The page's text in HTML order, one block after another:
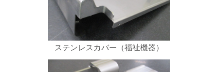
ステンレスカバー（福祉機器）